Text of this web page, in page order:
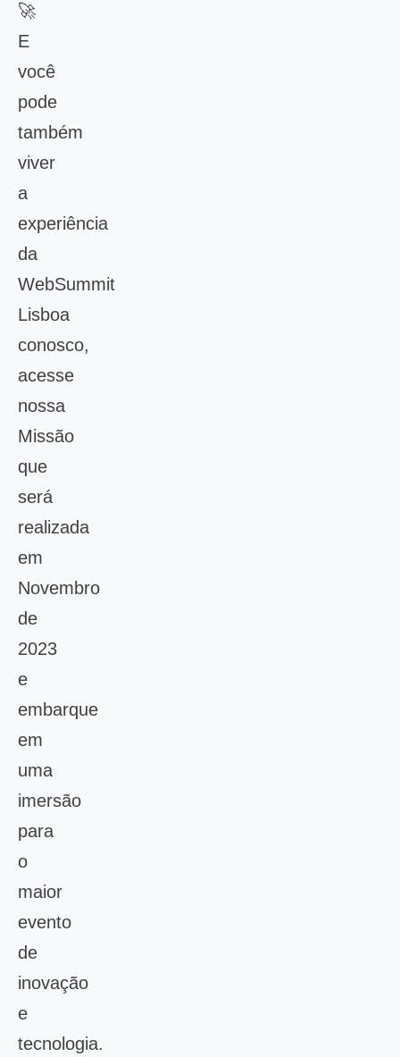
🚀
E
você
pode
também
viver
a
experiência
da
WebSummit
Lisboa
conosco,
acesse
nossa
Missão
que
será
realizada
em
Novembro
de
2023
e
embarque
em
uma
imersão
para
o
maior
evento
de
inovação
e
tecnologia.